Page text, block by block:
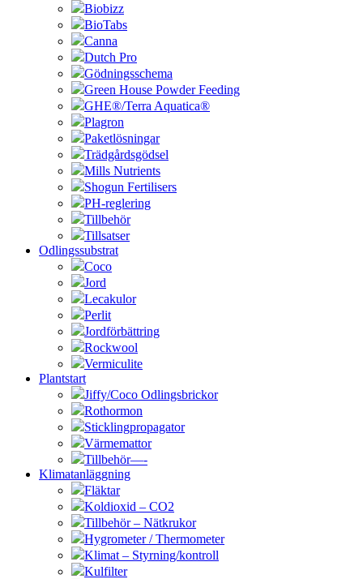
Biobizz
BioTabs
Canna
Dutch Pro
Gödningsschema
Green House Powder Feeding
GHE®/Terra Aquatica®
Plagron
Paketlösningar
Trädgårdsgödsel
Mills Nutrients
Shogun Fertilisers
PH-reglering
Tillbehör
Tillsatser
Odlingssubstrat
Coco
Jord
Lecakulor
Perlit
Jordförbättring
Rockwool
Vermiculite
Plantstart
Jiffy/Coco Odlingsbrickor
Rothormon
Sticklingpropagator
Värmemattor
Tillbehör—-
Klimatanläggning
Fläktar
Koldioxid – CO2
Tillbehör – Nätkrukor
Hygrometer / Thermometer
Klimat – Styrning/kontroll
Kulfilter